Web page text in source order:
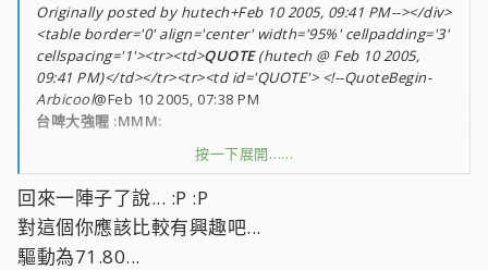
Originally posted by hutech+Feb 10 2005, 09:41 PM--></div>
<table border='0' align='center' width='95%' cellpadding='3'
cellspacing='1'><tr><td>QUOTE(hutech @ Feb 10 2005,
09:41 PM)</td></tr><tr><td id='QUOTE'> <!--QuoteBegin-
Arbicool@Feb 10 2005, 07:38 PM
台啤大強喔 :MMM:
您回台灣發展了嗎?? :??:
技術不錯 :lol:
按一下展開……
回來一陣子了說... :P :P
對這個你應該比較有興趣吧...
驅動為71.80...